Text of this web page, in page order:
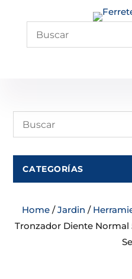
CATEGORÍAS
Home /Jardin /
Tronzador Diente Normal